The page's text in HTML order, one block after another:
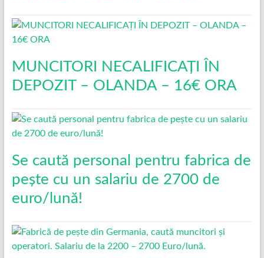
MUNCITORI NECALIFICAȚI ÎN
DEPOZIT – OLANDA – 16€ ORA
Se caută personal pentru fabrica de
pește cu un salariu de 2700 de
euro/lună!